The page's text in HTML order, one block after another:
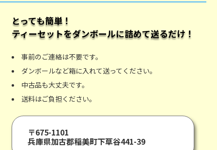
とっても簡単！
ティーセットをダンボールに詰めて送るだけ！
事前のご連絡は不要です。
ダンボールなど箱に入れて送ってください。
中古品も大丈夫です。
送料はご負担ください。
〒675-1101
兵庫県加古郡稲美町下草谷441-39